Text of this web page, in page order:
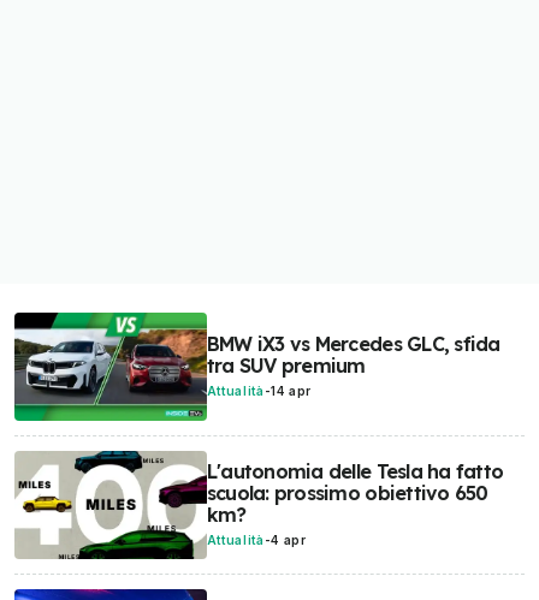
BMW iX3 vs Mercedes GLC, sfida
tra SUV premium
Attualità -14 apr
L'autonomia delle Tesla ha fatto
scuola: prossimo obiettivo 650
km?
Attualità -4 apr